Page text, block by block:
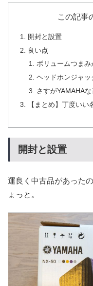
この記事
開封と設置
良い点
ボリュームつまみ
ヘッドホンジャ
さすがYAMAHAな
【まとめ】丁度い
開封と設置
運良く中古品があった
ょっと。